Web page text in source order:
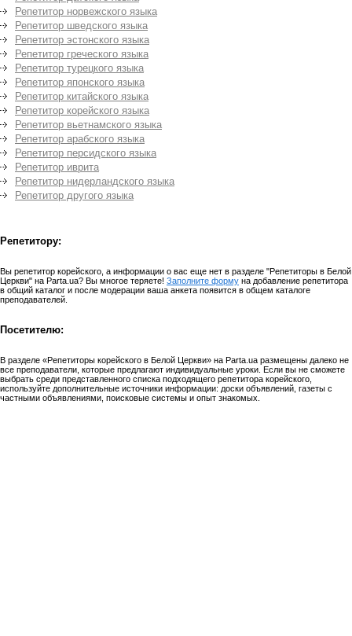
Репетитор норвежского языка
Репетитор шведского языка
Репетитор эстонского языка
Репетитор греческого языка
Репетитор турецкого языка
Репетитор японского языка
Репетитор китайского языка
Репетитор корейского языка
Репетитор вьетнамского языка
Репетитор арабского языка
Репетитор персидского языка
Репетитор иврита
Репетитор нидерландского языка
Репетитор другого языка
Репетитору:
Вы репетитор корейского, а информации о вас еще нет в разделе "Репетиторы в Белой
Церкви" на Parta.ua? Вы многое теряете! Заполните форму на добавление репетитора
в общий каталог и после модерации ваша анкета появится в общем каталоге
преподавателей.
Посетителю:
В разделе «Репетиторы корейского в Белой Церкви» на Parta.ua размещены далеко не
все преподаватели, которые предлагают индивидуальные уроки. Если вы не сможете
выбрать среди представленного списка подходящего репетитора корейского,
используйте дополнительные источники информации: доски объявлений, газеты с
частными объявлениями, поисковые системы и опыт знакомых.